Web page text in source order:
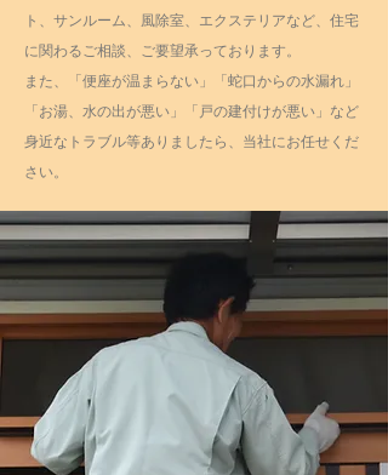
ト、サンルーム、風除室、エクステリアなど、住宅
に関わるご相談、ご要望承っております。
​また、「便座が温まらない」「蛇口からの水漏れ」
「お湯、水の出が悪い」「戸の建付けが悪い」など
身近なトラブル等ありましたら、当社にお任せくだ
さい。